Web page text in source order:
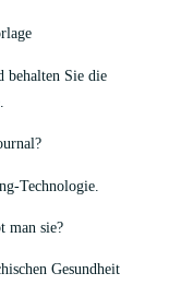
behalten Sie die
Technologie.
man sie?
Gesundheit